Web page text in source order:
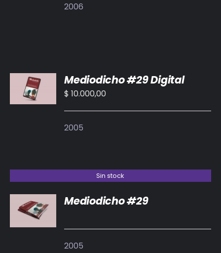
2006
AL
CARRITO
/
Mediodicho #29 Digital
$ 10.000,00
2005
Sin stock
DETALLES
Mediodicho #29
2005